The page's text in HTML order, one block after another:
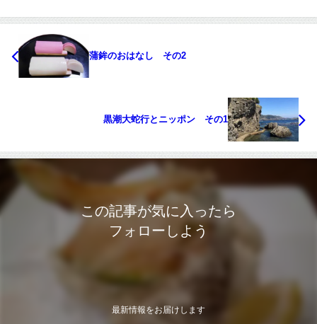
蒲鉾のおはなし その2
黒潮大蛇行とニッポン その1
この記事が気に入ったら
フォローしよう
最新情報をお届けします